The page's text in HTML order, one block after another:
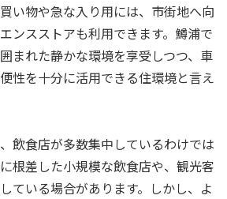
い物や急な入り用には、市街地へ向
ンスストアも利用できます。鱒浦で
まれた静かな環境を享受しつつ、車
性を十分に活用できる住環境と言え
飲食店が多数集中しているわけでは
根差した小規模な飲食店や、観光客
ている場合があります。しかし、よ